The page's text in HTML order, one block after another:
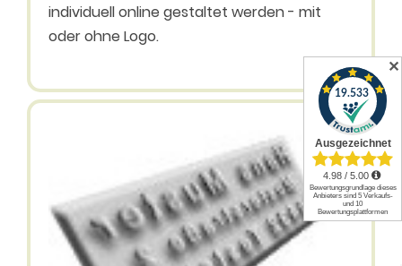
individuell online gestaltet werden - mit
oder ohne Logo.
✕